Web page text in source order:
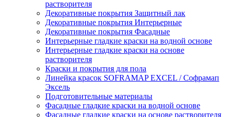
растворителя
Декоративные покрытия Защитный лак
Декоративные покрытия Интерьерные
Декоративные покрытия Фасадные
Интерьерные гладкие краски на водной основе
Интерьерные гладкие краски на основе
растворителя
Краски и покрытия для пола
Линейка красок SOFRAMAP EXCEL / Софрамап
Эксель
Подготовительные материалы
Фасадные гладкие краски на водной основе
Фасадные гладкие краски на основе растворителя